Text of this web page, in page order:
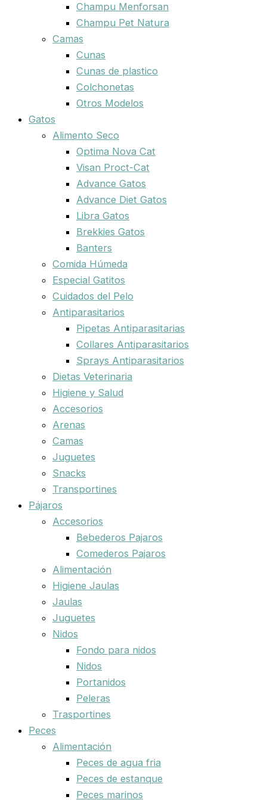
Champu Menforsan
Champu Pet Natura
Camas
Cunas
Cunas de plastico
Colchonetas
Otros Modelos
Gatos
Alimento Seco
Optima Nova Cat
Visan Proct-Cat
Advance Gatos
Advance Diet Gatos
Libra Gatos
Brekkies Gatos
Banters
Comida Húmeda
Especial Gatitos
Cuidados del Pelo
Antiparasitarios
Pipetas Antiparasitarias
Collares Antiparasitarios
Sprays Antiparasitarios
Dietas Veterinaria
Higiene y Salud
Accesorios
Arenas
Camas
Juguetes
Snacks
Transportines
Pájaros
Accesorios
Bebederos Pajaros
Comederos Pajaros
Alimentación
Higiene Jaulas
Jaulas
Juguetes
Nidos
Fondo para nidos
Nidos
Portanidos
Peleras
Trasportines
Peces
Alimentación
Peces de agua fria
Peces de estanque
Peces marinos